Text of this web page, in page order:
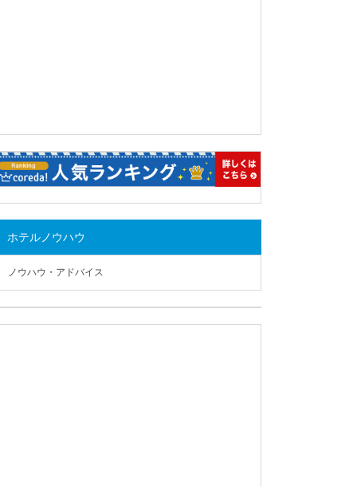
ホテルノウハウ
ノウハウ・アドバイス